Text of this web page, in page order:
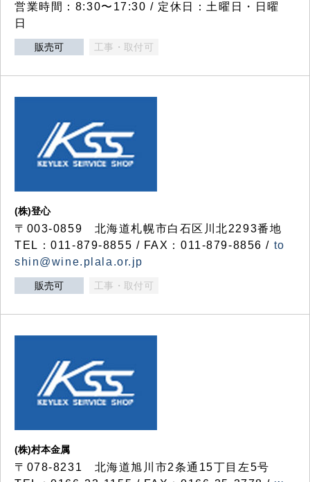
営業時間：8:30〜17:30 / 定休日：土曜日・日曜
日
販売可 工事・取付可
(株)登心
〒003-0859 北海道札幌市白石区川北2293番地
TEL：011-879-8855 / FAX：011-879-8856 / to
shin@wine.plala.or.jp
販売可 工事・取付可
(株)村本金属
〒078-8231 北海道旭川市2条通15丁目左5号